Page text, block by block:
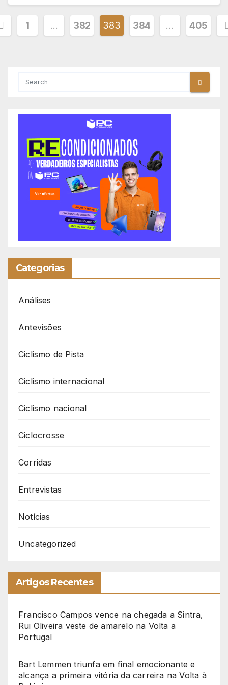
1 … 382 383 384 … 405
Categorias
Análises
Antevisões
Ciclismo de Pista
Ciclismo internacional
Ciclismo nacional
Ciclocrosse
Corridas
Entrevistas
Notícias
Uncategorized
Artigos Recentes
Francisco Campos vence na chegada a Sintra,
Rui Oliveira veste de amarelo na Volta a
Portugal
Bart Lemmen triunfa em final emocionante e
alcança a primeira vitória da carreira na Volta à